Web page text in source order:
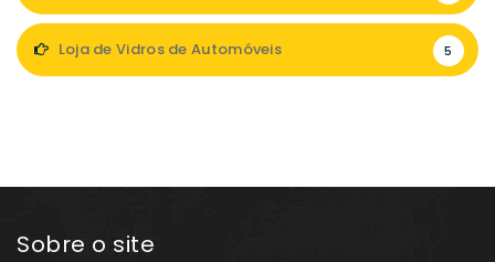
Loja de Vidros de Automóveis 5
Sobre o site